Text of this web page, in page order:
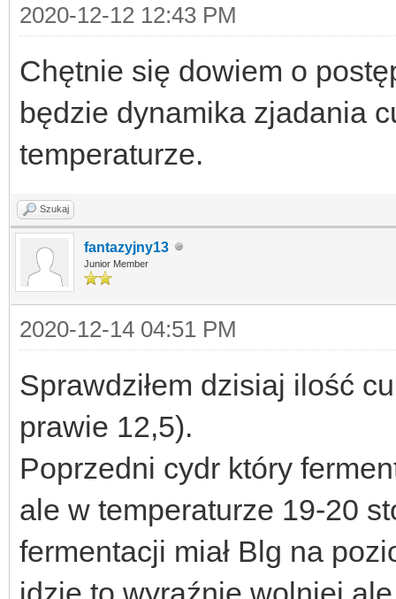
2020-12-12 12:43 PM
Chętnie się dowiem o
będzie dynamika zjadania
temperaturze.
Szukaj
fantazyjny13
Junior Member
2020-12-14 04:51 PM
Sprawdziłem dzisiaj ilość
prawie 12,5).
Poprzedni cydr który
ale w temperaturze 19-20
fermentacji miał Blg na